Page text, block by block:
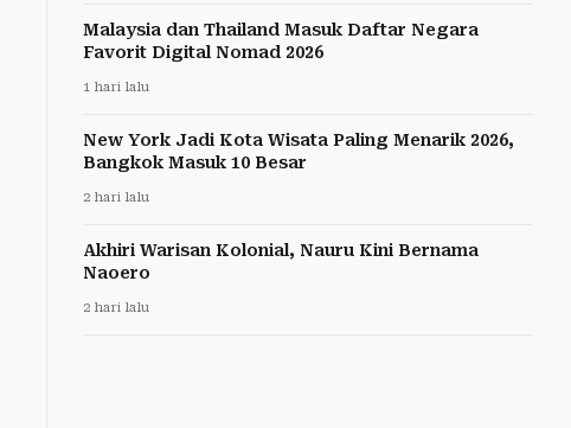
Malaysia dan Thailand Masuk Daftar Negara
Favorit Digital Nomad 2026
1 hari lalu
New York Jadi Kota Wisata Paling Menarik 2026,
Bangkok Masuk 10 Besar
2 hari lalu
Akhiri Warisan Kolonial, Nauru Kini Bernama
Naoero
2 hari lalu